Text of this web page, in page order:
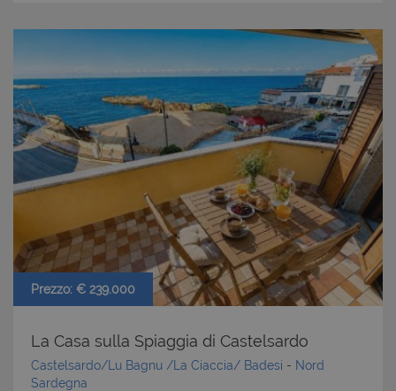
Prezzo: € 239.000
La Casa sulla Spiaggia di Castelsardo
Castelsardo/Lu Bagnu /La Ciaccia/ Badesi - Nord
Sardegna